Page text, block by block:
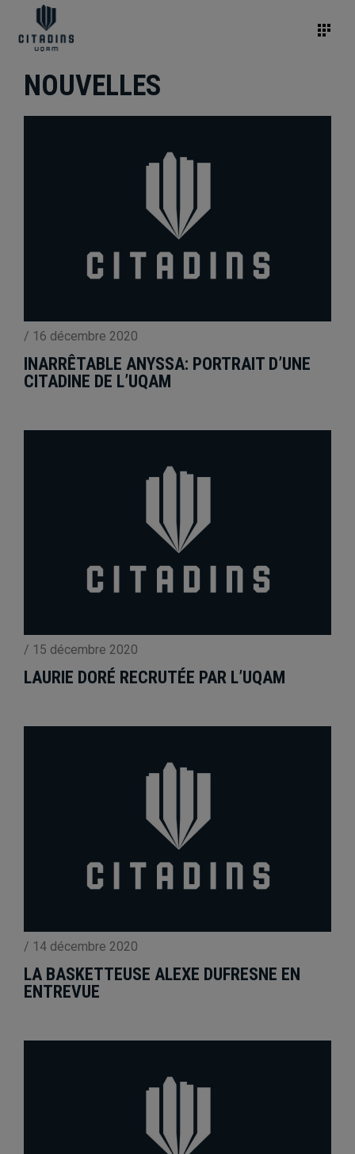
NOUVELLES
/ 16 décembre 2020
INARRÊTABLE ANYSSA: PORTRAIT D’UNE
CITADINE DE L’UQAM
/ 15 décembre 2020
LAURIE DORÉ RECRUTÉE PAR L’UQAM
/ 14 décembre 2020
LA BASKETTEUSE ALEXE DUFRESNE EN
ENTREVUE